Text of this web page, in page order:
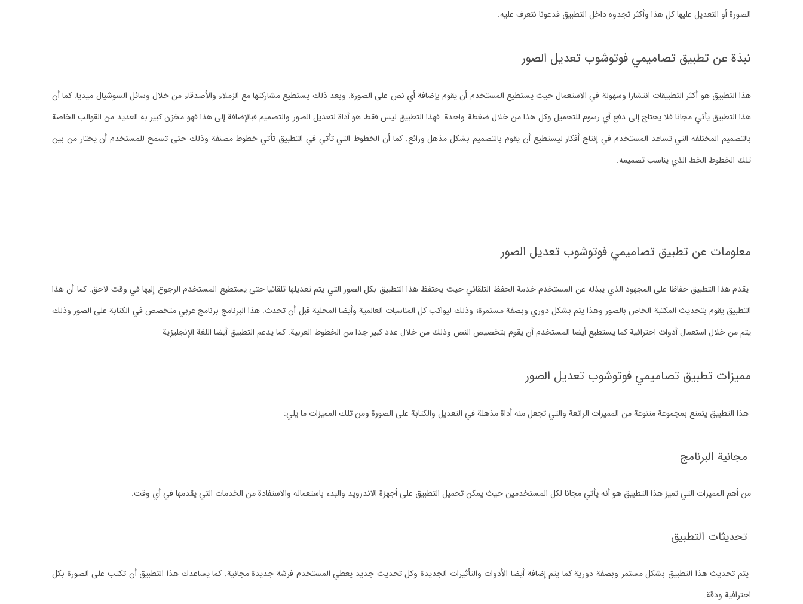
الصورة أو التعديل عليها كل هذا وأكثر تجدوه داخل التطبيق فدعونا نتعرف عليه.
نبذة عن تطبيق تصاميمي فوتوشوب تعديل الصور
هذا التطبيق هو أكثر التطبيقات انتشارا وسهولة في الاستعمال حيث يستطيع المستخدم أن يقوم بإضافة أي نص على الصورة. وبعد ذلك يستطيع مشاركتها مع الزملاء والأصدقاء من خلال وسائل السوشيال ميديا. كما أن
هذا التطبيق يأتي مجانا فلا يحتاج إلى دفع أي رسوم للتحميل وكل هذا من خلال ضغطة واحدة. فهذا التطبيق ليس فقط هو أداة لتعديل الصور والتصميم فبالإضافة إلى هذا فهو مخزن كبير به العديد من القوالب الخاصة
بالتصميم المختلفه التي تساعد المستخدم في إنتاج أفكار ليستطيع أن يقوم بالتصميم بشكل مذهل ورائع. كما أن الخطوط التي تأتي في التطبيق تأتي خطوط مصنفة وذلك حتى تسمح للمستخدم أن يختار من بين
تلك الخطوط الخط الذي يناسب تصميمه.
معلومات عن تطبيق تصاميمي فوتوشوب تعديل الصور
يقدم هذا التطبيق حفاظا على المجهود الذي يبذله عن المستخدم خدمة الحفظ التلقائي حيث يحتفظ هذا التطبيق بكل الصور التي يتم تعديلها تلقائيا حتى يستطيع المستخدم الرجوع إليها في وقت لاحق. كما أن هذا
التطبيق يقوم بتحديث المكتبة الخاص بالصور وهذا يتم بشكل دوري وبصفة مستمرة؛ وذلك ليواكب كل المناسبات العالمية وأيضا المحلية قبل أن تحدث. هذا البرنامج برنامج عربي متخصص في الكتابة على الصور وذلك
يتم من خلال استعمال أدوات احترافية كما يستطيع أيضا المستخدم أن يقوم بتخصيص النص وذلك من خلال عدد كبير جدا من الخطوط العربية. كما يدعم التطبيق أيضا اللغة الإنجليزية
مميزات تطبيق تصاميمي فوتوشوب تعديل الصور
هذا التطبيق يتمتع بمجموعة متنوعة من المميزات الرائعة والتي تجعل منه أداة مذهلة في التعديل والكتابة على الصورة ومن تلك المميزات ما يلي:
مجانية البرنامج
من أهم المميزات التي تميز هذا التطبيق هو أنه يأتي مجانا لكل المستخدمين حيث يمكن تحميل التطبيق على أجهزة الاندرويد والبدء باستعماله والاستفادة من الخدمات التي يقدمها في أي وقت.
تحديثات التطبيق
يتم تحديث هذا التطبيق بشكل مستمر وبصفة دورية كما يتم إضافة أيضا الأدوات والتأثيرات الجديدة وكل تحديث جديد يعطي المستخدم فرشة جديدة مجانية. كما يساعدك هذا التطبيق أن تكتب على الصورة بكل
احترافية ودقة.